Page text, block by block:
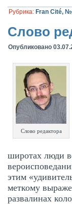
Рубрика: Fran Cité,
Слово
Опубликовано
Слово редактора
широтах люди
этим
меткому
развалинах